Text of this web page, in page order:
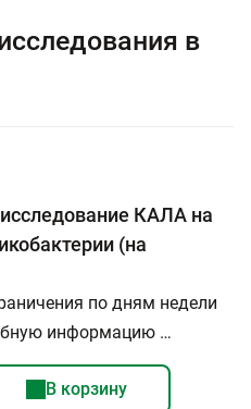
в
КАЛА на
(на
по дням недели
информацию …
В корзину